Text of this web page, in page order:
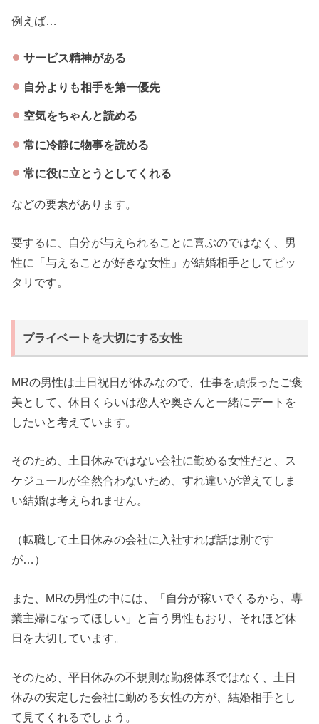
例えば…
サービス精神がある
自分よりも相手を第一優先
空気をちゃんと読める
常に冷静に物事を読める
常に役に立とうとしてくれる
などの要素があります。
要するに、自分が与えられることに喜ぶのではなく、男
性に「与えることが好きな女性」が結婚相手としてピッ
タリです。
プライベートを大切にする女性
MRの男性は土日祝日が休みなので、仕事を頑張ったご褒
美として、休日くらいは恋人や奥さんと一緒にデートを
したいと考えています。
そのため、土日休みではない会社に勤める女性だと、ス
ケジュールが全然合わないため、すれ違いが増えてしま
い結婚は考えられません。
（転職して土日休みの会社に入社すれば話は別です
が…）
また、MRの男性の中には、「自分が稼いでくるから、専
業主婦になってほしい」と言う男性もおり、それほど休
日を大切しています。
そのため、平日休みの不規則な勤務体系ではなく、土日
休みの安定した会社に勤める女性の方が、結婚相手とし
て見てくれるでしょう。